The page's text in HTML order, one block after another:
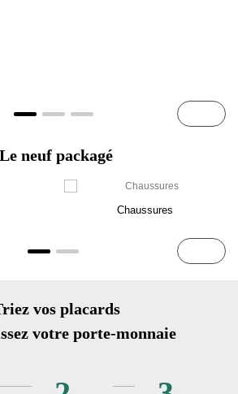
Le neuf packagé
Chaussures
vos placards
votre porte-monnaie